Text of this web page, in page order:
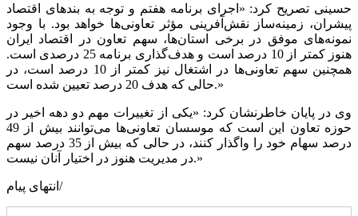
حسینی تصریح کرد: «اجرای برنامه هفتم و توجه به بندهای اقتصاد
پیشران، زمینه‌ساز نقش‌آفرینی مؤثر تعاونی‌ها خواهد بود. با وجود
نمونه‌های موفق در برخی استان‌ها، سهم تعاون در اقتصاد ایران
هنوز کمتر از 10 درصد است و هدف‌گذاری برنامه 25 درصدی است.
همچنین سهم تعاونی‌ها در اشتغال نیز کمتر از 10 درصد است، در
حالی که هدف 20 درصد تعیین شده است.»
وی در پایان خاطرنشان کرد: «یکی از تغییرات مهم دو دهه اخیر در
حوزه تعاون این است که موسسان تعاونی‌ها می‌توانند بیش از 49
درصد سهام خود را واگذار کنند، در حالی که بیش از 35 درصد سهم
در مدیریت هنوز در اختیار آنان نیست.»
انتهای پیام/